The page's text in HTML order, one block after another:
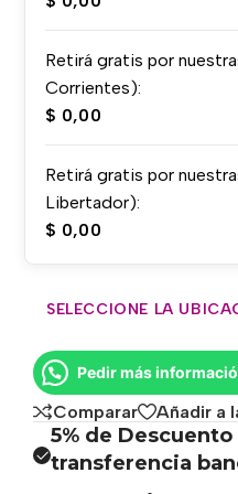
Retirá gratis por
Corrientes):
$ 0,00
Retirá gratis por
Libertador):
$ 0,00
SELECCIONE LA
Pedir más
Comparar Añadir a
5% de
transferencia